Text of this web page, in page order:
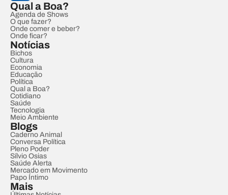
Qual a Boa?
Agenda de Shows
O que fazer?
Onde comer e beber?
Onde ficar?
Notícias
Bichos
Cultura
Economia
Educação
Política
Qual a Boa?
Cotidiano
Saúde
Tecnologia
Meio Ambiente
Blogs
Caderno Animal
Conversa Política
Pleno Poder
Sílvio Osias
Saúde Alerta
Mercado em Movimento
Papo Íntimo
Mais